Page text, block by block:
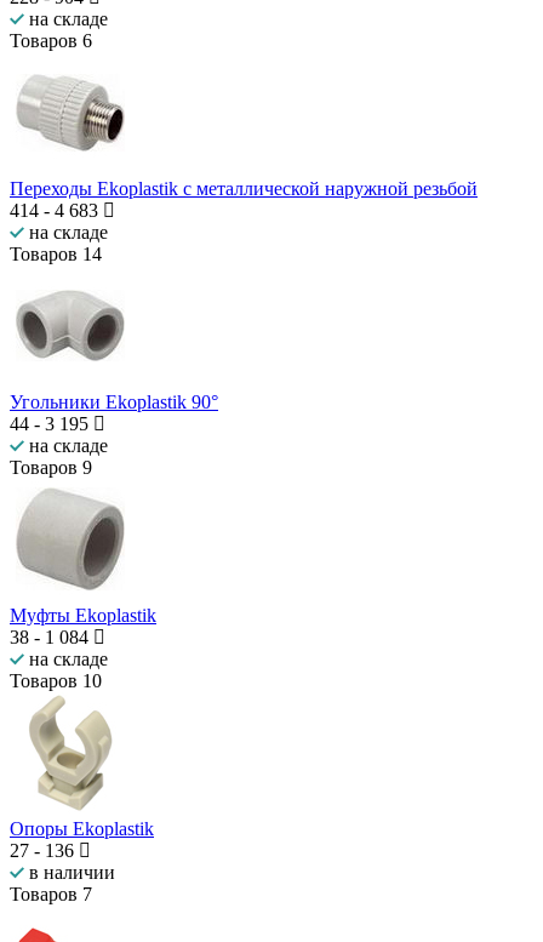
на складе
Товаров 6
Переходы Ekoplastik с металлической наружной резьбой
414 - 4 683
на складе
Товаров 14
Угольники Ekoplastik 90°
44 - 3 195
на складе
Товаров 9
Муфты Ekoplastik
38 - 1 084
на складе
Товаров 10
Опоры Ekoplastik
27 - 136
в наличии
Товаров 7